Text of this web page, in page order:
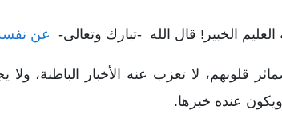
العليم الخبير! قال الله -تبارك وتعالى- عن
قلوبهم، لا تعزب عنه الأخبار
عنده خبرها.